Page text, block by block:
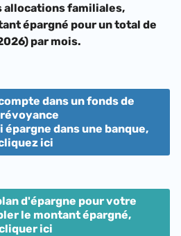
allocations familiales,
épargné pour un total de
par mois.
dans un fonds de
épargne dans une banque,
ici
d'épargne pour votre
le montant épargné,
ici